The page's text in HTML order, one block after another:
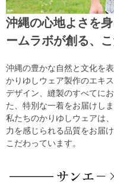
沖縄の心地よさを
ームラボが創る、
沖縄の豊かな自然と文化を
かりゆしウェア製作のエキ
デザイン、縫製のすべてに
た、特別な一着をお届けしま
私たちのかりゆしウェアは
力を感じられる品質をお届
こだわっています。